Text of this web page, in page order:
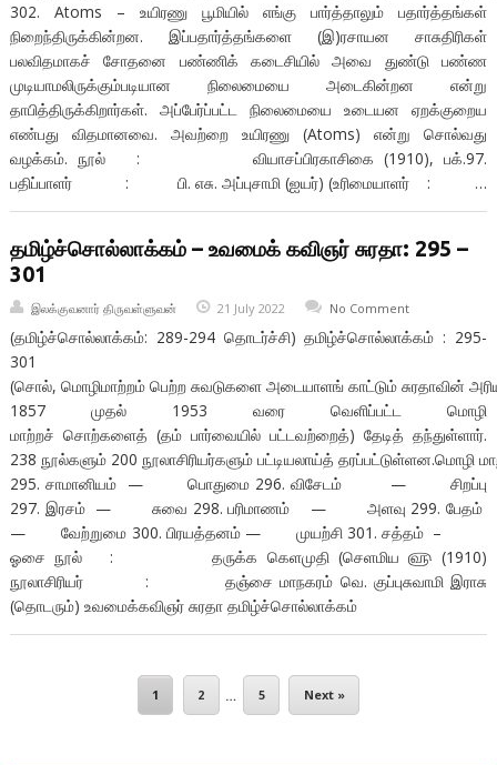
302. Atoms – உயிரணு பூமியில் எங்கு பார்த்தாலும் பதார்த்தங்கள்
நிறைந்திருக்கின்றன. இப்பதார்த்தங்களை (இ)ரசாயன சாசுதிரிகள்
பலவிதமாகச் சோதனை பண்ணிக் கடைசியில் அவை துண்டு பண்ண
முடியாமலிருக்கும்படியான நிலைமையை அடைகின்றன என்று
தாபித்திருக்கிறார்கள். அப்பேர்ப்பட்ட நிலைமையை உடையன ஏறக்குறைய
எண்பது விதமானவை. அவற்றை உயிரணு (Atoms) என்று சொல்வது
வழக்கம். நூல் : வியாசப்பிரகாசிகை (1910), பக்.97.
பதிப்பாளர் : பி. எசு. அப்புசாமி (ஐயர்) (உரிமையாளர் : …
தமிழ்ச்சொல்லாக்கம் – உவமைக் கவிஞர் சுரதா: 295 –
301
இலக்குவனார் திருவள்ளுவன் 21 July 2022 No Comment
(தமிழ்ச்சொல்லாக்கம்: 289-294 தொடர்ச்சி) தமிழ்ச்சொல்லாக்கம் : 295-
301
(சொல், மொழிமாற்றம் பெற்ற சுவடுகளை அடையாளங் காட்டும் சுரதாவின் அரிய
1857 முதல் 1953 வரை வெளிப்பட்ட மொழி
மாற்றச் சொற்களைத் (தம் பார்வையில் பட்டவற்றைத்) தேடித் தந்துள்ளார்.
238 நூல்களும் 200 நூலாசிரியர்களும் பட்டியலாய்த் தரப்பட்டுள்ளன.மொழி
295. சாமானியம் — பொதுமை 296. விசேடம் — சிறப்பு
297. இரசம் — சுவை 298. பரிமாணம் — அளவு 299. பேதம்
— வேற்றுமை 300. பிரயத்தனம் — முயற்சி 301. சத்தம் –
ஓசை நூல் : தருக்க கெளமுதி (செளமிய ௵ (1910)
நூலாசிரியர் : தஞ்சை மாநகரம் வெ. குப்புசுவாமி இராசு
(தொடரும்) உவமைக்கவிஞர் சுரதா தமிழ்ச்சொல்லாக்கம்
1 2 … 5 Next »